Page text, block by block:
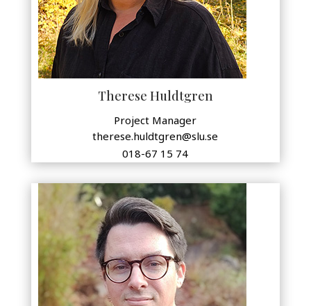
Therese Huldtgren
Project Manager
therese.huldtgren@slu.se
018-67 15 74